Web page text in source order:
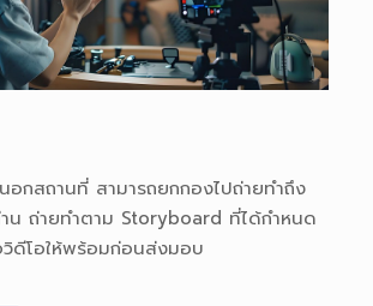
อกสถานที่ สามารถยกกองไปถ่ายทำถึง
น ถ่ายทำตาม Storyboard ที่ได้กำหนด
ดีโอให้พร้อมก่อนส่งมอบ